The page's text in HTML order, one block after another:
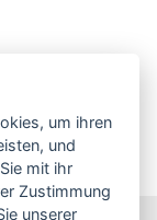
um ihren
und
mit ihr
Zustimmung
unserer